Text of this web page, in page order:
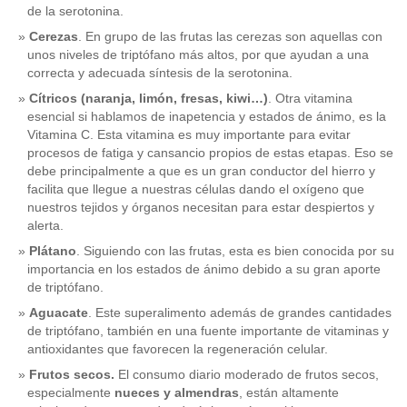
de la serotonina.
Cerezas. En grupo de las frutas las cerezas son aquellas con
unos niveles de triptófano más altos, por que ayudan a una
correcta y adecuada síntesis de la serotonina.
Cítricos (naranja, limón, fresas, kiwi…). Otra vitamina
esencial si hablamos de inapetencia y estados de ánimo, es la
Vitamina C. Esta vitamina es muy importante para evitar
procesos de fatiga y cansancio propios de estas etapas. Eso se
debe principalmente a que es un gran conductor del hierro y
facilita que llegue a nuestras células dando el oxígeno que
nuestros tejidos y órganos necesitan para estar despiertos y
alerta.
Plátano. Siguiendo con las frutas, esta es bien conocida por su
importancia en los estados de ánimo debido a su gran aporte
de triptófano.
Aguacate. Este superalimento además de grandes cantidades
de triptófano, también en una fuente importante de vitaminas y
antioxidantes que favorecen la regeneración celular.
Frutos secos. El consumo diario moderado de frutos secos,
especialmente nueces y almendras, están altamente